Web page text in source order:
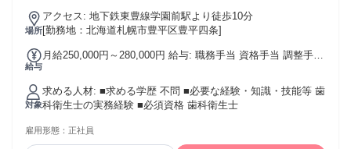
場所
アクセス: 地下鉄東豊線学園前駅より徒歩10分
[勤務地：北海道札幌市豊平区豊平四条]
給与
月給250,000円～280,000円 給与: 職務手当 資格手当 調整手当
給
対象
求める人材: ■求める学歴 不問 ■必要な経験・知識・技能等 歯
科衛生士の実務経験 ■必須資格 歯科衛生士
雇用形態： 正社員